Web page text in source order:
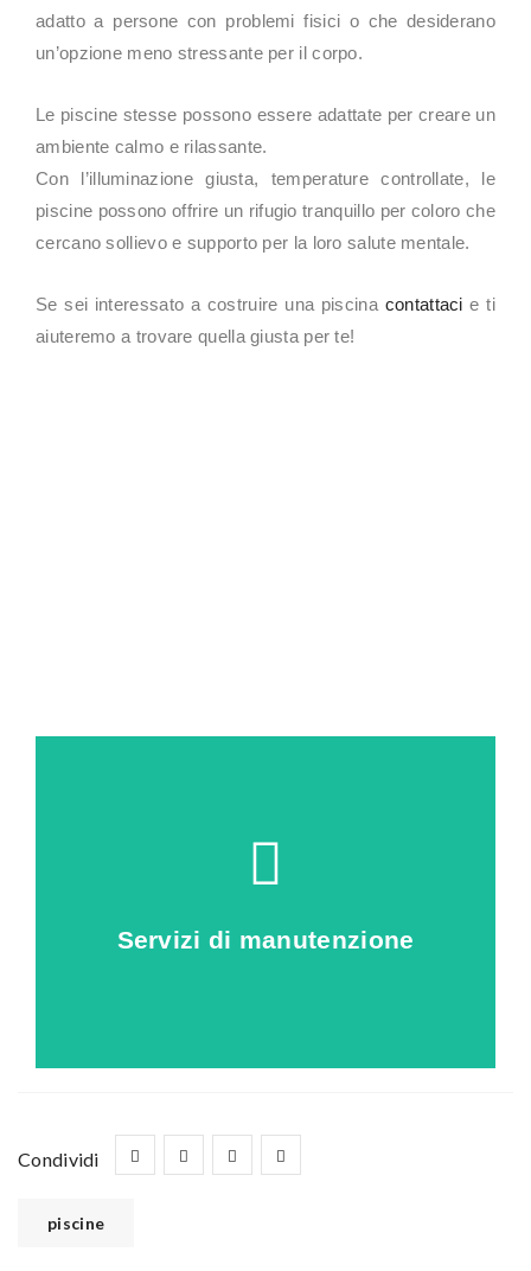
adatto a persone con problemi fisici o che desiderano
un’opzione meno stressante per il corpo.
Le piscine stesse possono essere adattate per creare un
ambiente calmo e rilassante.
Con l’illuminazione giusta, temperature controllate, le
piscine possono offrire un rifugio tranquillo per coloro che
cercano sollievo e supporto per la loro salute mentale.
Se sei interessato a costruire una piscina contattaci e ti
aiuteremo a trovare quella giusta per te!
Servizi di manutenzione
scopri come proteggere la tua
Condividi
piscine